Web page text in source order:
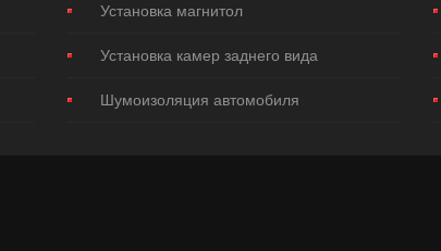
Установка магнитол
Установка камер заднего вида
Шумоизоляция автомобиля